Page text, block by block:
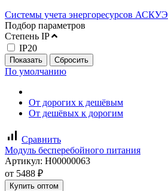
Системы учета энергоресурсов АСКУЭ
Подбор параметров
Степень IP
IP20
По умолчанию
От дорогих к дешёвым
От дешёвых к дорогим
signal_cellular_alt Сравнить
Модуль бесперебойного питания
Артикул: Н00000063
от 5488 ₽
Купить оптом